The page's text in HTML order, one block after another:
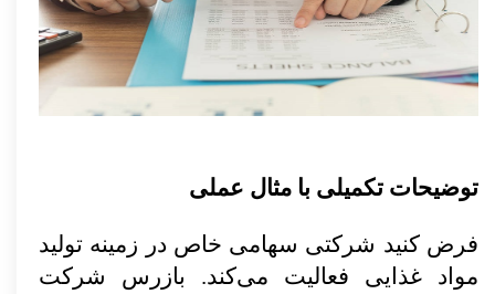
توضیحات تکمیلی با مثال عملی
فرض کنید شرکتی سهامی خاص در زمینه تولید
مواد غذایی فعالیت می‌کند. بازرس شرکت